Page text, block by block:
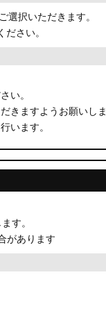
選択いただきます。
さい。
い。
きますようお願いし
います。
す。
があります